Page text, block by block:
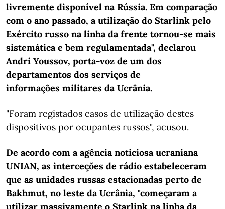
livremente disponível na Rússia. Em comparação
com o ano passado, a utilização do Starlink pelo
Exército russo na linha da frente tornou-se mais
sistemática e bem regulamentada", declarou
Andri Youssov, porta-voz de um dos
departamentos dos serviços de
informações militares da Ucrânia.
"Foram registados casos de utilização destes
dispositivos por ocupantes russos", acusou.
De acordo com a agência noticiosa ucraniana
UNIAN, as interceções de rádio estabeleceram
que as unidades russas estacionadas perto de
Bakhmut, no leste da Ucrânia, "começaram a
utilizar massivamente o Starlink na linha da